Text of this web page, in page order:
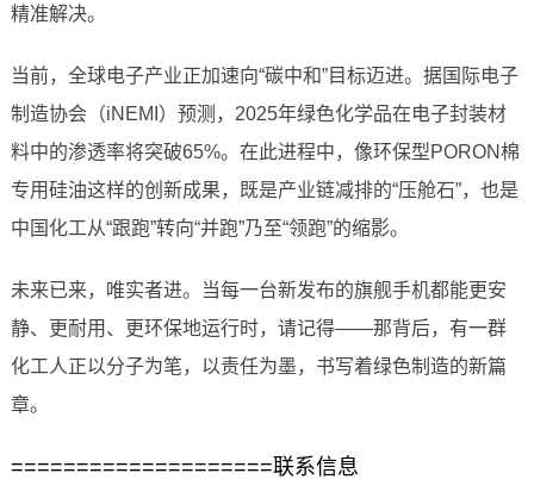
精准解决。
当前，全球电子产业正加速向“碳中和”目标迈进。据国际电子
制造协会（iNEMI）预测，2025年绿色化学品在电子封装材
料中的渗透率将突破65%。在此进程中，像环保型PORON棉
专用硅油这样的创新成果，既是产业链减排的“压舱石”，也是
中国化工从“跟跑”转向“并跑”乃至“领跑”的缩影。
未来已来，唯实者进。当每一台新发布的旗舰手机都能更安
静、更耐用、更环保地运行时，请记得——那背后，有一群
化工人正以分子为笔，以责任为墨，书写着绿色制造的新篇
章。
====================联系信息